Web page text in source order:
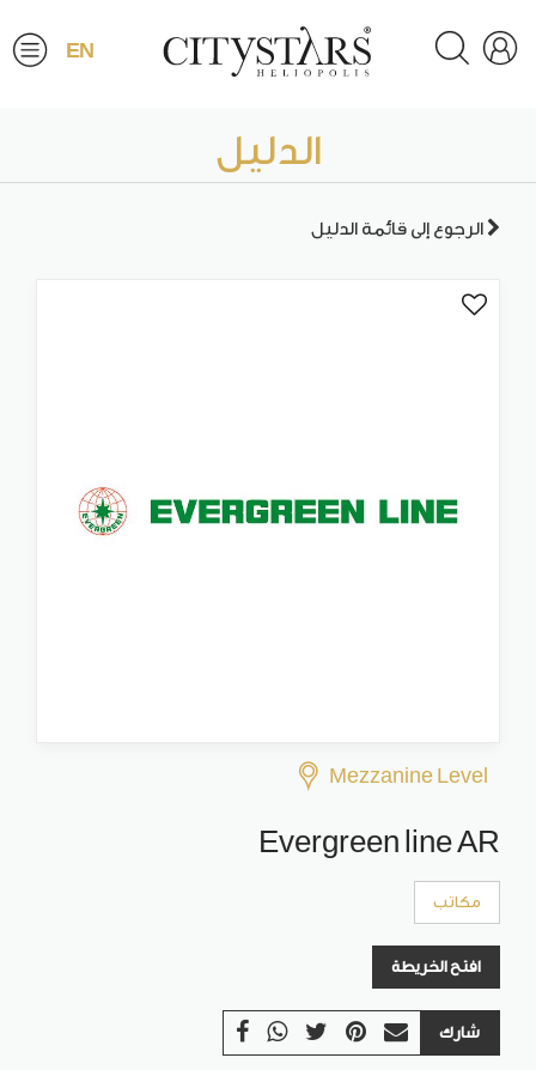
EN
الدليل
الرجوع إلى قائمة الدليل
Mezzanine Level
Evergreen line AR
مكاتب
افتح الخريطة
شارك